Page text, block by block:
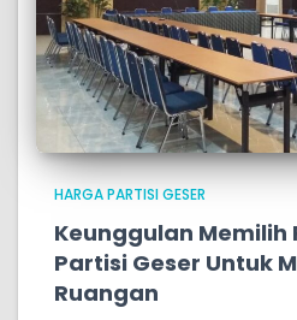
HARGA PARTISI GESER
Keunggulan Memilih
Partisi Geser Untuk
Ruangan